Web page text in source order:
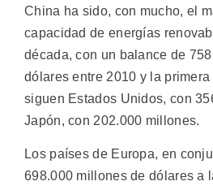
China ha sido, con mucho, el
capacidad de energías
década, con un balance de
dólares entre 2010 y la
siguen Estados Unidos, con
Japón, con 202.000 millones.
Los países de Europa, en
698.000 millones de dólares a